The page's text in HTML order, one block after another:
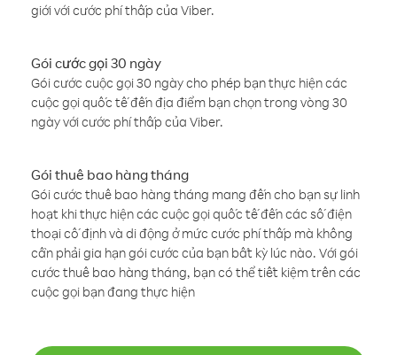
giới với cước phí thấp của Viber.
Gói cước gọi 30 ngày
Gói cước cuộc gọi 30 ngày cho phép bạn thực hiện các
cuộc gọi quốc tế đến địa điểm bạn chọn trong vòng 30
ngày với cước phí thấp của Viber.
Gói thuê bao hàng tháng
Gói cước thuê bao hàng tháng mang đến cho bạn sự linh
hoạt khi thực hiện các cuộc gọi quốc tế đến các số điện
thoại cố định và di động ở mức cước phí thấp mà không
cần phải gia hạn gói cước của bạn bất kỳ lúc nào. Với gói
cước thuê bao hàng tháng, bạn có thể tiết kiệm trên các
cuộc gọi bạn đang thực hiện